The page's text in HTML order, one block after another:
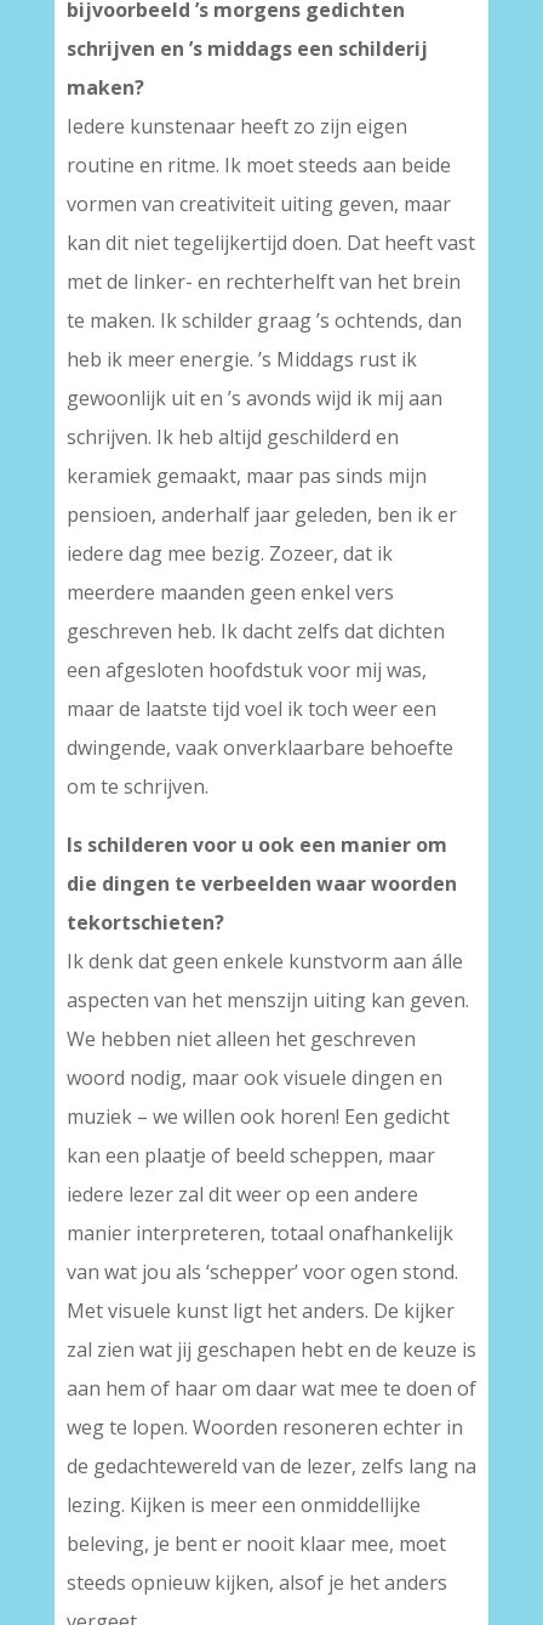
bijvoorbeeld ’s morgens gedichten
schrijven en ’s middags een schilderij
maken?
Iedere kunstenaar heeft zo zijn eigen
routine en ritme. Ik moet steeds aan beide
vormen van creativiteit uiting geven, maar
kan dit niet tegelijkertijd doen. Dat heeft vast
met de linker- en rechterhelft van het brein
te maken. Ik schilder graag ’s ochtends, dan
heb ik meer energie. ’s Middags rust ik
gewoonlijk uit en ’s avonds wijd ik mij aan
schrijven. Ik heb altijd geschilderd en
keramiek gemaakt, maar pas sinds mijn
pensioen, anderhalf jaar geleden, ben ik er
iedere dag mee bezig. Zozeer, dat ik
meerdere maanden geen enkel vers
geschreven heb. Ik dacht zelfs dat dichten
een afgesloten hoofdstuk voor mij was,
maar de laatste tijd voel ik toch weer een
dwingende, vaak onverklaarbare behoefte
om te schrijven.
Is schilderen voor u ook een manier om
die dingen te verbeelden waar woorden
tekortschieten?
Ik denk dat geen enkele kunstvorm aan álle
aspecten van het menszijn uiting kan geven.
We hebben niet alleen het geschreven
woord nodig, maar ook visuele dingen en
muziek – we willen ook horen! Een gedicht
kan een plaatje of beeld scheppen, maar
iedere lezer zal dit weer op een andere
manier interpreteren, totaal onafhankelijk
van wat jou als ‘schepper’ voor ogen stond.
Met visuele kunst ligt het anders. De kijker
zal zien wat jij geschapen hebt en de keuze is
aan hem of haar om daar wat mee te doen of
weg te lopen. Woorden resoneren echter in
de gedachtewereld van de lezer, zelfs lang na
lezing. Kijken is meer een onmiddellijke
beleving, je bent er nooit klaar mee, moet
steeds opnieuw kijken, alsof je het anders